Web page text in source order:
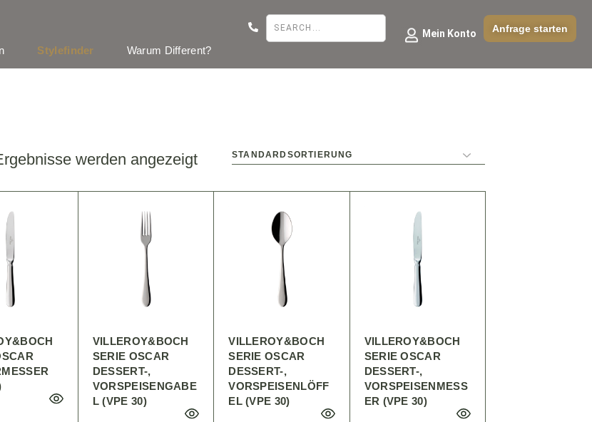
Stylefinder Warum Different?
Mein Konto Anfrage starten
werden angezeigt
VILLEROY&BOCH
SERIE OSCAR
DESSERT-,
VORSPEISENGABE
L (VPE 30)
VILLEROY&BOCH
SERIE OSCAR
DESSERT-,
VORSPEISENLÖFF
EL (VPE 30)
VILLEROY&BOCH
SERIE OSCAR
DESSERT-,
VORSPEISENMESS
ER (VPE 30)